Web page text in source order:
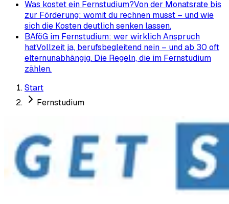
Was kostet ein Fernstudium?Von der Monatsrate bis
zur Förderung: womit du rechnen musst – und wie
sich die Kosten deutlich senken lassen.
BAföG im Fernstudium: wer wirklich Anspruch
hatVollzeit ja, berufsbegleitend nein – und ab 30 oft
elternunabhängig. Die Regeln, die im Fernstudium
zählen.
Start
Fernstudium